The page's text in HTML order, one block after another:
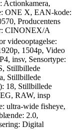
Actionkamera,
ONE X, EAN-kode:
Producentens
CINONEX/A
videooptagelse:
1504p, Video
insv, Sensortype:
Stillbillede
Stillbillede
18, Stillbillede
RAW, insp
ultra-wide fisheye,
2.0,
Digital